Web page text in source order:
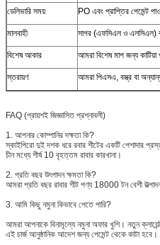
ডেলিভারি সময় PO এবং প্রাপ্তির পেমেন্ট
মালবাহী সাগর (এফসিএল ও এলসিএল)
বিশেষ আকার আমরা বিশেষ মাপ জন্য কাটিয়া
স্তরায়ণ আমরা পিএসএ, বস্ত্র বা
FAQ (প্রায়শই জিজ্ঞাসিত প্রশ্নাবলী)
1. আপনার কোম্পানির দক্ষতা কি?
স্কাইপিরো দুই দশক ধরে রবার শীটের একটি পেশাদার
চীন মধ্যে শীর্ষ 10 বৃহত্তম রাবার কারখানা।
2. প্রতি বছর উৎপাদন ক্ষমতা কি?
আমরা প্রতি বছর রাবার শীট পণ্য 18000 টন বেশী
3. আমি কিছু নমুনা কিভাবে পেতে পারি?
আমরা আপনাকে বিনামূল্যে নমুনা অফার খুশি। নতুন
এই চার্জ আনুষ্ঠানিক আদেশ জন্য পেমেন্ট থেকে কাটা হবে।